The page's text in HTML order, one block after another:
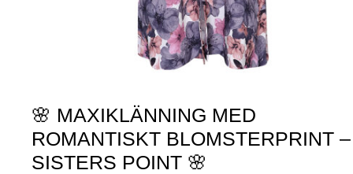
🌸 MAXIKLÄNNING MED
ROMANTISKT BLOMSTERPRINT –
SISTERS POINT 🌸